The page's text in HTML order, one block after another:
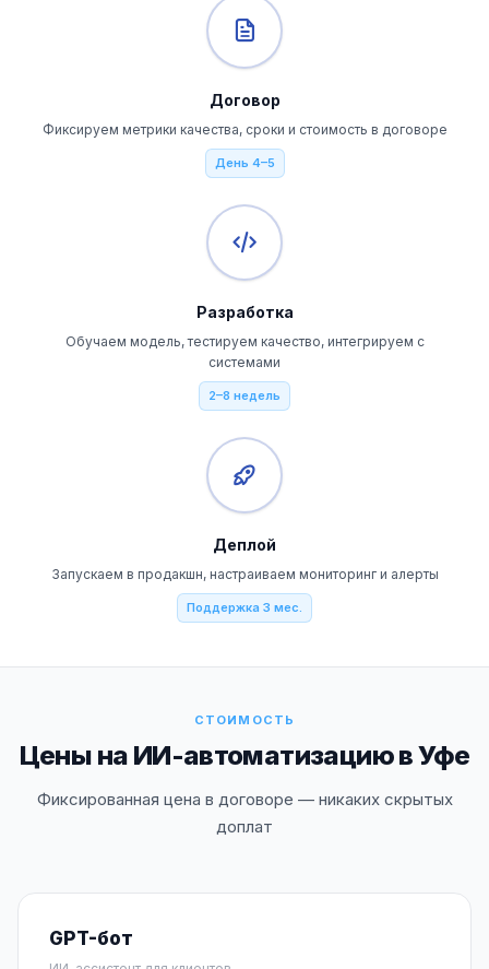
Договор
Фиксируем метрики качества, сроки и стоимость в договоре
День 4–5
Разработка
Обучаем модель, тестируем качество, интегрируем с
системами
2–8 недель
Деплой
Запускаем в продакшн, настраиваем мониторинг и алерты
Поддержка 3 мес.
СТОИМОСТЬ
Цены на ИИ-автоматизацию в Уфе
Фиксированная цена в договоре — никаких скрытых
доплат
GPT-бот